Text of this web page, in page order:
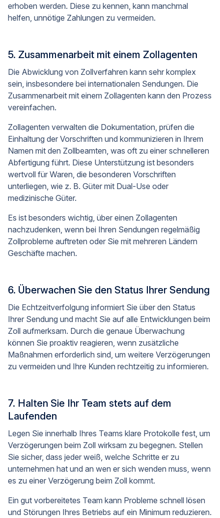
erhoben werden. Diese zu kennen, kann manchmal
helfen, unnötige Zahlungen zu vermeiden.
5. Zusammenarbeit mit einem Zollagenten
Die Abwicklung von Zollverfahren kann sehr komplex
sein, insbesondere bei internationalen Sendungen. Die
Zusammenarbeit mit einem Zollagenten kann den Prozess
vereinfachen.
Zollagenten verwalten die Dokumentation, prüfen die
Einhaltung der Vorschriften und kommunizieren in Ihrem
Namen mit den Zollbeamten, was oft zu einer schnelleren
Abfertigung führt. Diese Unterstützung ist besonders
wertvoll für Waren, die besonderen Vorschriften
unterliegen, wie z. B. Güter mit Dual-Use oder
medizinische Güter.
Es ist besonders wichtig, über einen Zollagenten
nachzudenken, wenn bei Ihren Sendungen regelmäßig
Zollprobleme auftreten oder Sie mit mehreren Ländern
Geschäfte machen.
6. Überwachen Sie den Status Ihrer Sendung
Die Echtzeitverfolgung informiert Sie über den Status
Ihrer Sendung und macht Sie auf alle Entwicklungen beim
Zoll aufmerksam. Durch die genaue Überwachung
können Sie proaktiv reagieren, wenn zusätzliche
Maßnahmen erforderlich sind, um weitere Verzögerungen
zu vermeiden und Ihre Kunden rechtzeitig zu informieren.
7. Halten Sie Ihr Team stets auf dem
Laufenden
Legen Sie innerhalb Ihres Teams klare Protokolle fest, um
Verzögerungen beim Zoll wirksam zu begegnen. Stellen
Sie sicher, dass jeder weiß, welche Schritte er zu
unternehmen hat und an wen er sich wenden muss, wenn
es zu einer Verzögerung beim Zoll kommt.
Ein gut vorbereitetes Team kann Probleme schnell lösen
und Störungen Ihres Betriebs auf ein Minimum reduzieren.